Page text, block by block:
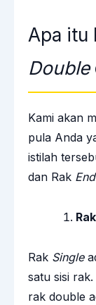
Apa itu
Double
Kami akan
pula Anda
istilah
dan Rak End
Rak
Rak Single
satu sisi
rak double